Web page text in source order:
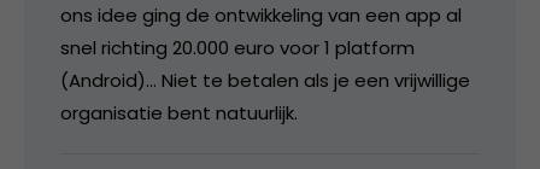
ons idee ging de ontwikkeling van een app al
snel richting 20.000 euro voor 1 platform
(Android)… Niet te betalen als je een vrijwillige
organisatie bent natuurlijk.